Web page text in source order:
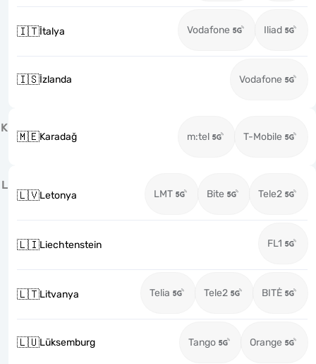
🇮🇹İtalya Vodafone Iliad
🇮🇸İzlanda Vodafone
K
🇲🇪Karadağ m:tel T-Mobile
L
🇱🇻Letonya LMT Bite Tele2
🇱🇮Liechtenstein FL1
🇱🇹Litvanya Telia Tele2 BITĖ
🇱🇺Lüksemburg Tango Orange